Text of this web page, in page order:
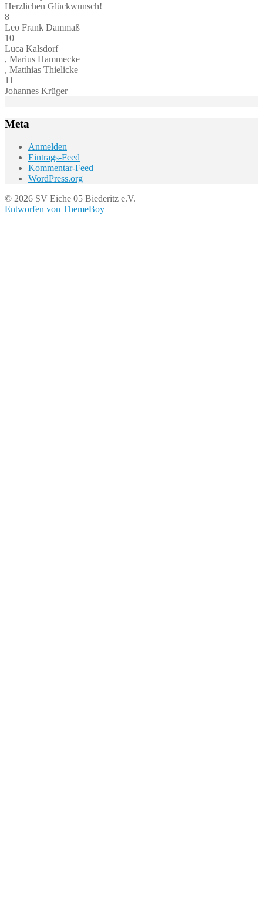
Herzlichen Glückwunsch!
8
Leo Frank Dammaß
10
Luca Kalsdorf
, Marius Hammecke
, Matthias Thielicke
11
Johannes Krüger
Meta
Anmelden
Eintrags-Feed
Kommentar-Feed
WordPress.org
© 2026 SV Eiche 05 Biederitz e.V.
Entworfen von ThemeBoy